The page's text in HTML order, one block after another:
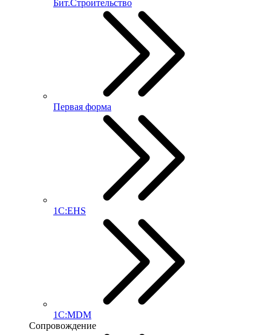
Бит.Строительство
Первая форма
1С:EHS
1С:MDM
Сопровождение